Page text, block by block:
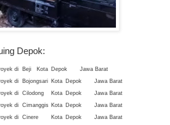
Depok:
di Beji Kota Depok
Jawa Barat
di
Bojongsari Kota Depok
Jawa Barat
di Cilodong Kota Depok
Jawa Barat
di Cimanggis Kota Depok
Jawa Barat
di Cinere Kota Depok
Jawa Barat